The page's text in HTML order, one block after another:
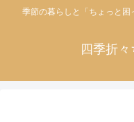
季節の暮らしと「ちょっと困
四季折